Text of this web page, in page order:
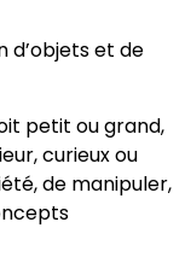
d’objets et de
petit ou grand,
curieux ou
de manipuler,